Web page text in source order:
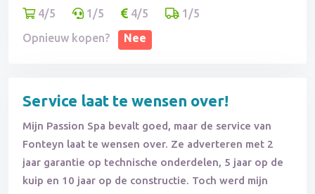
4/5
1/5 4/5
1/5
Opnieuw kopen?
Nee
Service laat te wensen over!
Mijn Passion Spa bevalt goed, maar de service van
Fonteyn laat te wensen over. Ze adverteren met 2
jaar garantie op technische onderdelen, 5 jaar op de
kuip en 10 jaar op de constructie. Toch werd mijn